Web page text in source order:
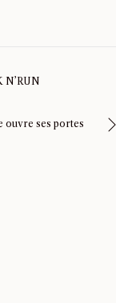
N’RUN
ouvre ses portes